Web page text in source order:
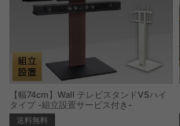
【幅74cm】Wall テレビスタンドV5ハイ
タイプ -組立設置サービス付き-
送料無料